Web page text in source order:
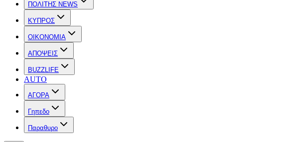
ΠΟΛΙΤΗΣ NEWS
ΚΥΠΡΟΣ
OIKONOMIA
ΑΠΟΨΕΙΣ
BUZZLIFE
AUTO
ΑΓΟΡΑ
Γηπεδο
Παραθυρο